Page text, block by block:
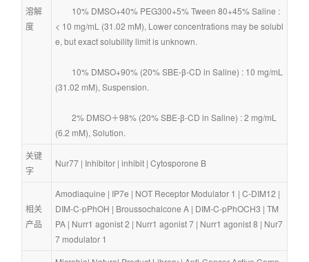
溶解
度
< 10 mg/mL (31.02 mM), Lower concentrations may be solubl
e, but exact solubility limit is unknown.
(31.02 mM), Suspension.
(6.2 mM), Solution.
关键
字
Nur77 | Inhibitor | inhibit | Cytosporone B
相关
产品
Amodiaquine | IP7e | NOT Receptor Modulator 1 | C-DIM12
DIM-C-pPhOH | Broussochalcone A | DIM-C-pPhOCH3 | TM
PA | Nurr1 agonist 2 | Nurr1 agonist 7 | Nurr1 agonist 8 | Nur7
7 modulator 1